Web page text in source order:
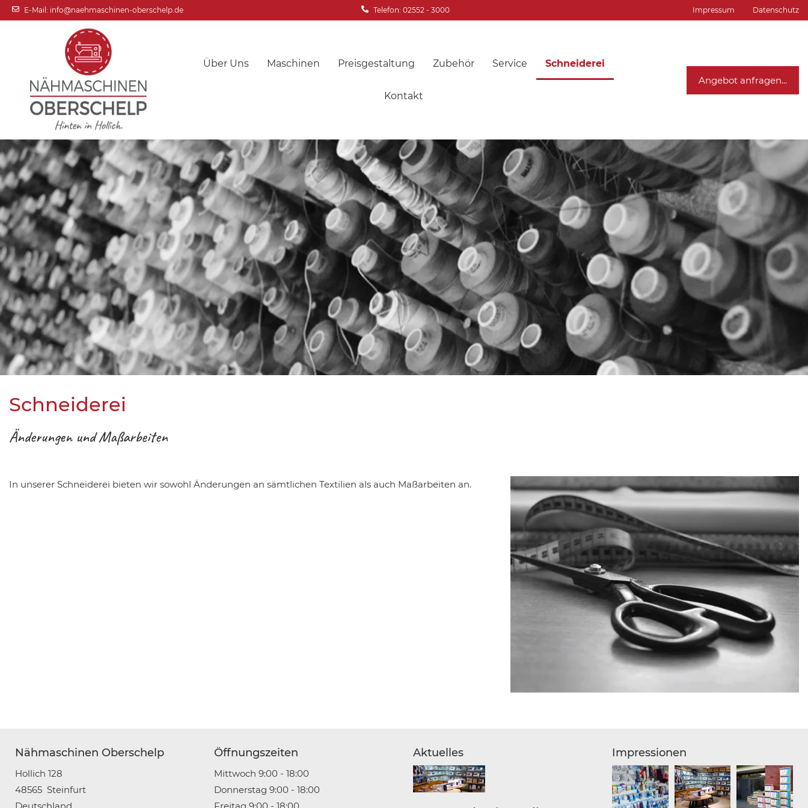
E-Mail: info@naehmaschinen-oberschelp.de Telefon: 02552 - 3000 Impressum Datenschutz
Über Uns Maschinen Preisgestaltung Zubehör Service Schneiderei
Kontakt
Angebot anfragen...
Schneiderei
Änderungen und Maßarbeiten
In unserer Schneiderei bieten wir sowohl Änderungen an sämtlichen Textilien als auch Maßarbeiten an.
Nähmaschinen Oberschelp
Hollich 128
48565 Steinfurt
Öffnungszeiten
Mittwoch 9:00 - 18:00
Donnerstag 9:00 - 18:00
Aktuelles Impressionen